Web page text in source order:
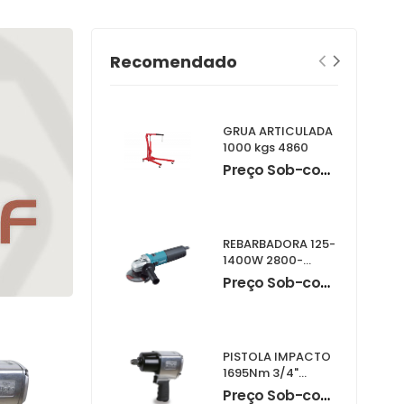
Recomendado
GRUA ARTICULADA
1000 kgs 4860
Preço Sob-consulta
REBARBADORA 125-
1400W 2800-
11000Rpm
9565CVR
Preço Sob-consulta
PISTOLA IMPACTO
1695Nm 3/4"
1928DA
Preço Sob-consulta